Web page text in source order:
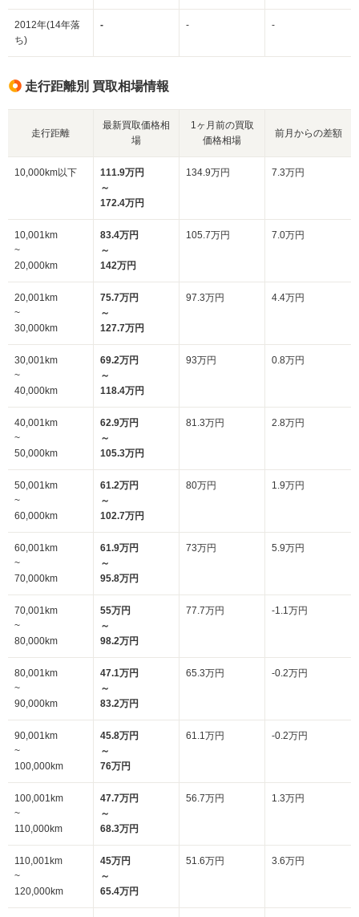
2012年(14年落
ち)
- - -
走行距離別 買取相場情報
走行距離
最新買取価格相
場
1ヶ月前の買取
価格相場
前月からの差額
10,000km以下
111.9万円
～
172.4万円
134.9万円 7.3万円
10,001km
~
20,000km
83.4万円
～
142万円
105.7万円 7.0万円
20,001km
~
30,000km
75.7万円
～
127.7万円
97.3万円 4.4万円
30,001km
~
40,000km
69.2万円
～
118.4万円
93万円 0.8万円
40,001km
~
50,000km
62.9万円
～
105.3万円
81.3万円 2.8万円
50,001km
~
60,000km
61.2万円
～
102.7万円
80万円 1.9万円
60,001km
~
70,000km
61.9万円
～
95.8万円
73万円 5.9万円
70,001km
~
80,000km
55万円
～
98.2万円
77.7万円 -1.1万円
80,001km
~
90,000km
47.1万円
～
83.2万円
65.3万円 -0.2万円
90,001km
~
100,000km
45.8万円
～
76万円
61.1万円 -0.2万円
100,001km
~
110,000km
47.7万円
～
68.3万円
56.7万円 1.3万円
110,001km
~
120,000km
45万円
～
65.4万円
51.6万円 3.6万円